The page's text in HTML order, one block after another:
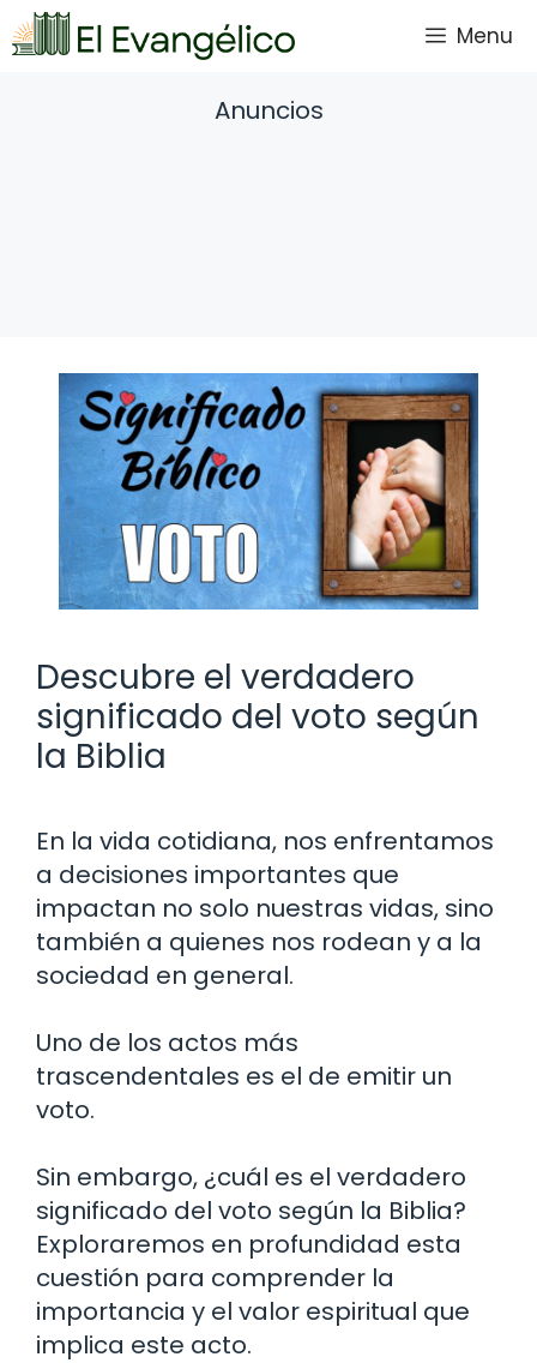
Saltar
al
Menu
Anuncios
Descubre el verdadero
significado del voto según
la Biblia
En la vida cotidiana, nos enfrentamos
a decisiones importantes que
impactan no solo nuestras vidas, sino
también a quienes nos rodean y a la
sociedad en general.
Uno de los actos más
trascendentales es el de emitir un
voto.
Sin embargo, ¿cuál es el verdadero
significado del voto según la Biblia?
Exploraremos en profundidad esta
cuestión para comprender la
importancia y el valor espiritual que
implica este acto.